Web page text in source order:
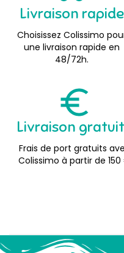
Livraison rapide
Choisissez Colissimo
une livraison rapide en
48/72h.
Livraison
Frais de port gratuits
Colissimo à partir de